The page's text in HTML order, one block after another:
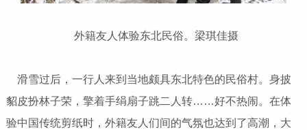
外籍友人体验东北民俗。梁琪佳摄
滑雪过后，一行人来到当地颇具东北特色的民俗村。身披
貂皮扮林子荣，擎着手绢扇子跳二人转……好不热闹。在体
验中国传统剪纸时，外籍友人们间的气氛也达到了高潮，大